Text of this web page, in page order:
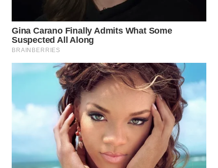
WAHANA
TANI
WAHANA
ADVOKAT
INFRASTRUKTUR
WAHANA